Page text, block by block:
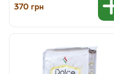
370 грн